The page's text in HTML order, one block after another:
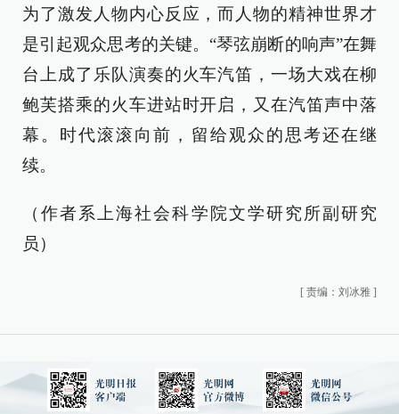
为了激发人物内心反应，而人物的精神世界才
是引起观众思考的关键。“琴弦崩断的响声”在舞
台上成了乐队演奏的火车汽笛，一场大戏在柳
鲍芙搭乘的火车进站时开启，又在汽笛声中落
幕。时代滚滚向前，留给观众的思考还在继
续。
（作者系上海社会科学院文学研究所副研究
员）
[ 责编：刘冰雅 ]